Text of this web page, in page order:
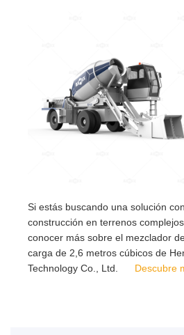
Si estás buscando una solución
construcción en terrenos
conocer más sobre el mezclador
carga de 2,6 metros cúbicos de
Technology Co., Ltd.
Descubre